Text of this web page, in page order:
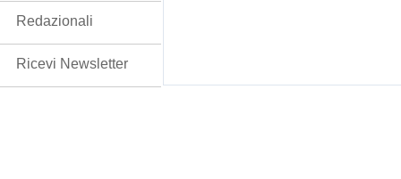
Redazionali
Ricevi Newsletter